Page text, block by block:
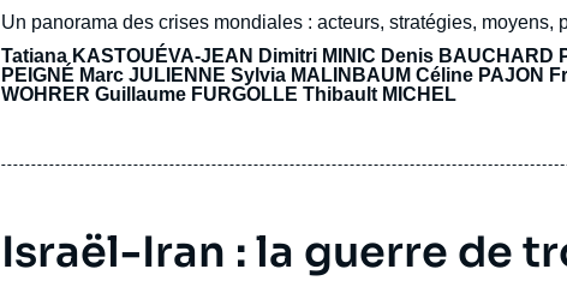
de
publication
Accroche
Un panorama des crises mondiales : acteurs, stratégies, moyens,
Tatiana KASTOUÉVA-JEAN Dimitri MINIC Denis BAUCHARD
PEIGNÉ Marc JULIENNE Sylvia MALINBAUM Céline PAJON
WOHRER Guillaume FURGOLLE Thibault MICHEL
Israël-Iran : la guerre de